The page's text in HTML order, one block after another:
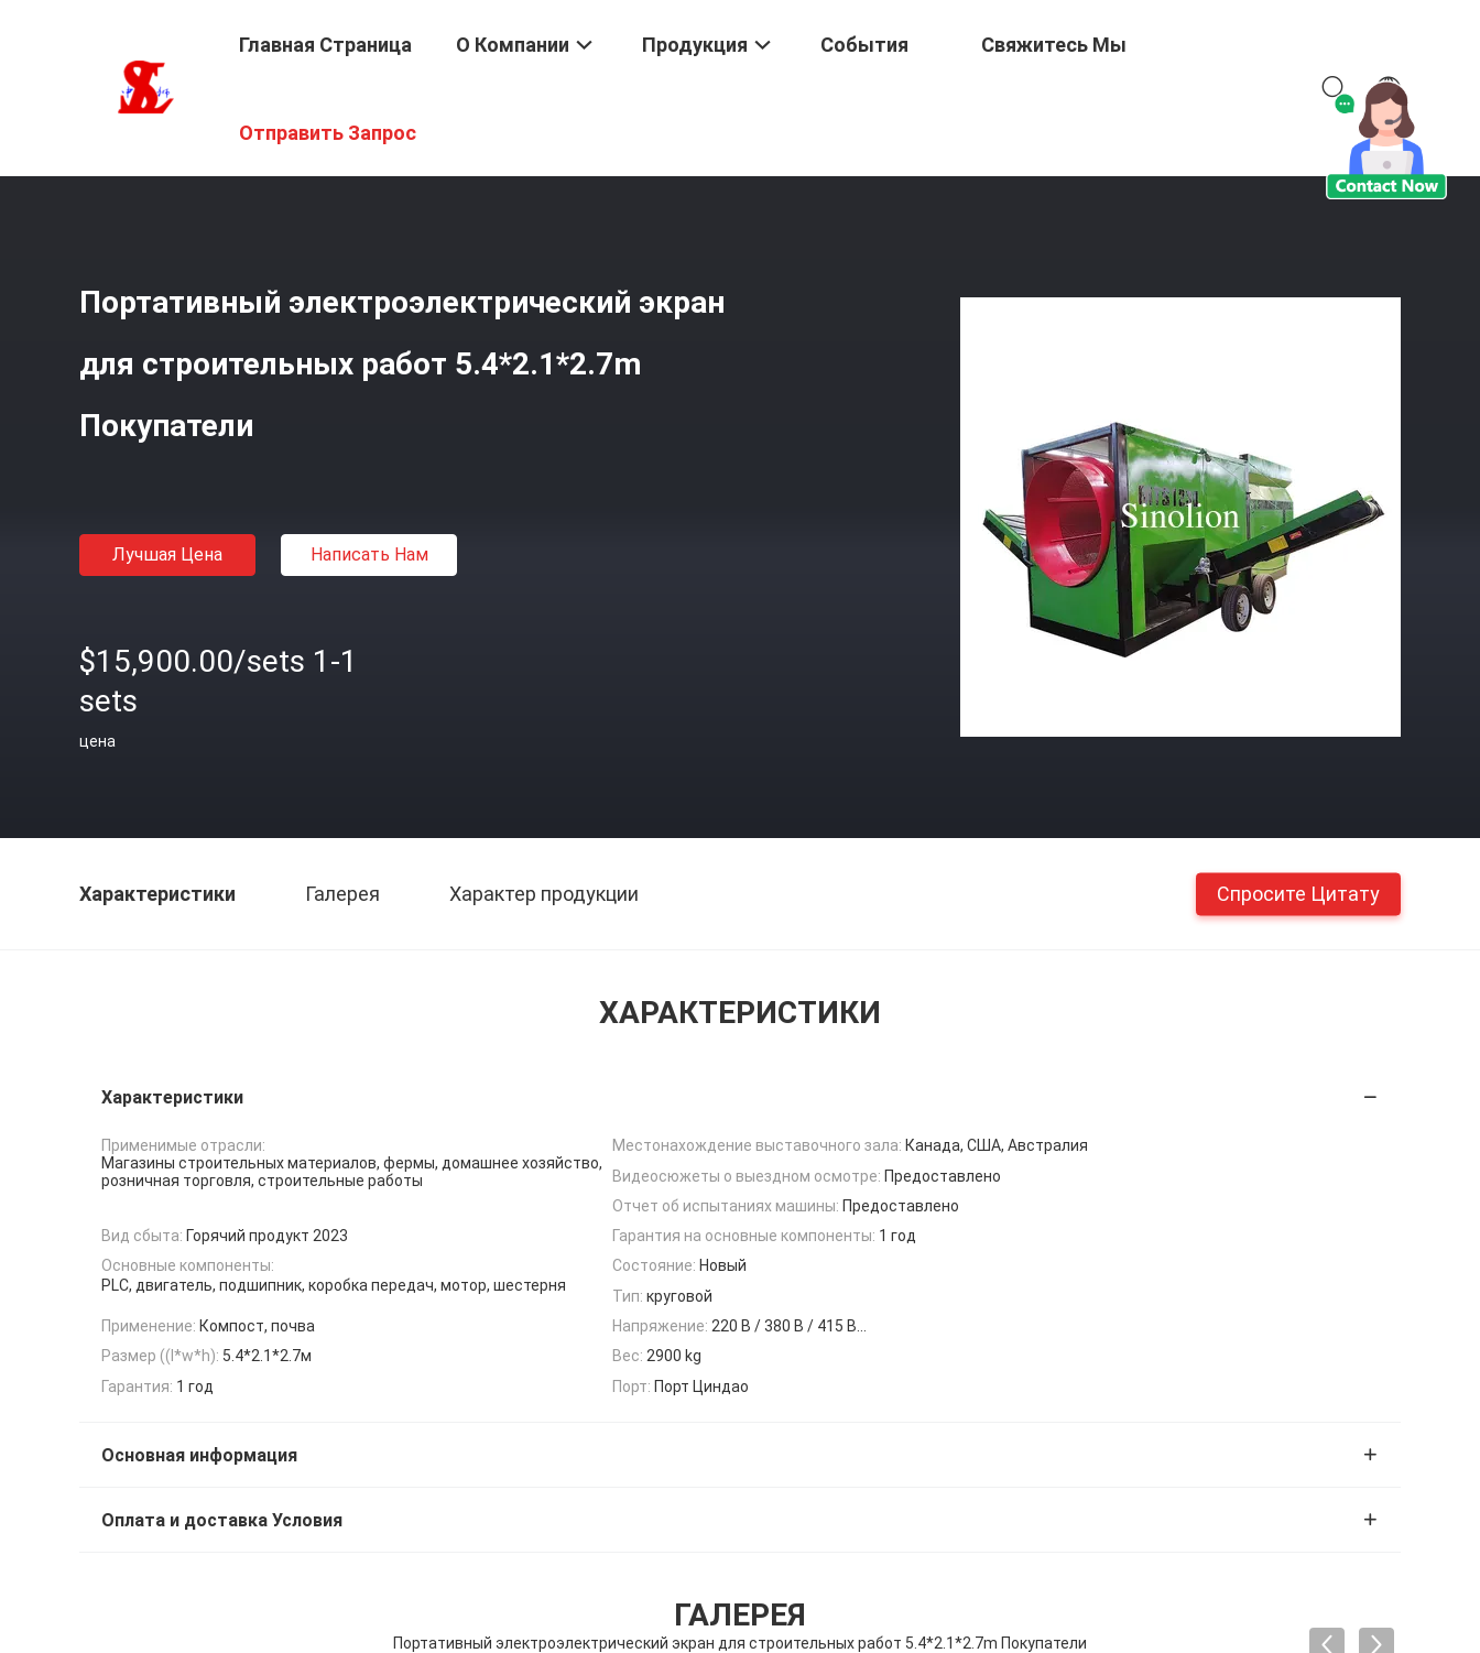
Главная Страница О Компании Продукция События Свяжитесь Мы
Отправить Запрос
Главная Страница
Портативный электроэлектрический экран
для строительных работ 5.4*2.1*2.7m
Покупатели
Лучшая Цена Написать Нам
$15,900.00/sets 1-1
sets
цена
Характеристики Галерея Характер продукции Спросите Цитату
ХАРАКТЕРИСТИКИ
Характеристики
Применимые отрасли:
Магазины строительных материалов, фермы, домашнее хозяйство,
розничная торговля, строительные работы
Местонахождение выставочного зала: Канада, США, Австралия
Видеосюжеты о выездном осмотре: Предоставлено
Отчет об испытаниях машины: Предоставлено
Вид сбыта: Горячий продукт 2023 Гарантия на основные компоненты: 1 год
Основные компоненты:
PLC, двигатель, подшипник, коробка передач, мотор, шестерня
Состояние: Новый
Тип: круговой
Применение: Компост, почва Напряжение: 220 В / 380 В / 415 В...
Размер ((l*w*h): 5.4*2.1*2.7м Вес: 2900 kg
Гарантия: 1 год Порт: Порт Циндао
Основная информация
Оплата и доставка Условия
ГАЛЕРЕЯ
Портативный электроэлектрический экран для строительных работ 5.4*2.1*2.7m Покупатели